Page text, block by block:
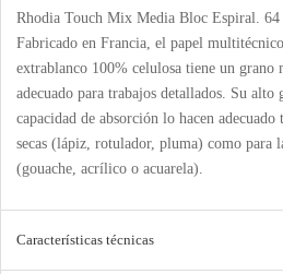
Rhodia Touch Mix Media Bloc Espiral. 64
Fabricado en Francia, el papel
extrablanco 100% celulosa tiene un grano
adecuado para trabajos detallados. Su alto
capacidad de absorción lo hacen adecuado
secas (lápiz, rotulador, pluma) como para
(gouache, acrílico o acuarela).
Características técnicas